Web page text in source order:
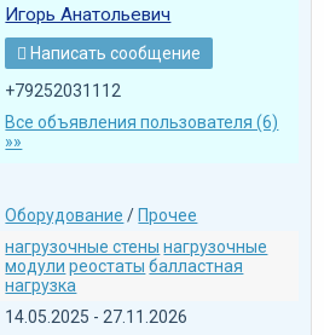
Игорь Анатольевич
 Написать сообщение
+79252031112
Все объявления пользователя (6)
»»
Оборудование / Прочее
нагрузочные стены нагрузочные
модули реостаты балластная
нагрузка
14.05.2025 - 27.11.2026